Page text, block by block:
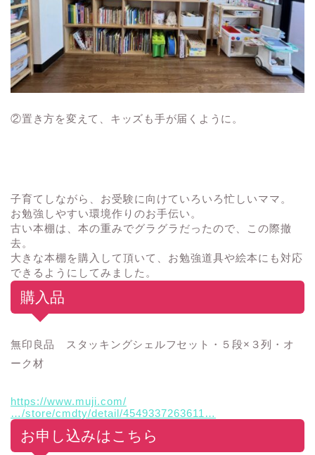
②置き方を変えて、キッズも手が届くように。
子育てしながら、お受験に向けていろいろ忙しいママ。
お勉強しやすい環境作りのお手伝い。
古い本棚は、本の重みでグラグラだったので、この際撤
去。
大きな本棚を購入して頂いて、お勉強道具や絵本にも対応
できるようにしてみました。
購入品
無印良品 スタッキングシェルフセット・５段×３列・オ
ーク材
https://www.muji.com/
…/store/cmdty/detail/4549337263611…
お申し込みはこちら